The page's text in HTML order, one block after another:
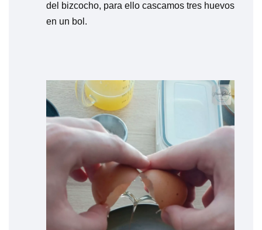
del bizcocho, para ello cascamos tres huevos
en un bol.